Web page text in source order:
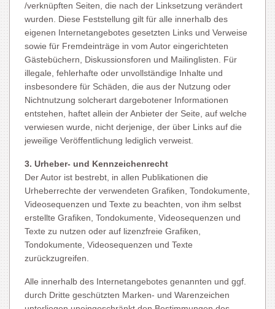
/verknüpften Seiten, die nach der Linksetzung verändert
wurden. Diese Feststellung gilt für alle innerhalb des
eigenen Internetangebotes gesetzten Links und Verweise
sowie für Fremdeinträge in vom Autor eingerichteten
Gästebüchern, Diskussionsforen und Mailinglisten. Für
illegale, fehlerhafte oder unvollständige Inhalte und
insbesondere für Schäden, die aus der Nutzung oder
Nichtnutzung solcherart dargebotener Informationen
entstehen, haftet allein der Anbieter der Seite, auf welche
verwiesen wurde, nicht derjenige, der über Links auf die
jeweilige Veröffentlichung lediglich verweist.
3. Urheber- und Kennzeichenrecht
Der Autor ist bestrebt, in allen Publikationen die
Urheberrechte der verwendeten Grafiken, Tondokumente,
Videosequenzen und Texte zu beachten, von ihm selbst
erstellte Grafiken, Tondokumente, Videosequenzen und
Texte zu nutzen oder auf lizenzfreie Grafiken,
Tondokumente, Videosequenzen und Texte
zurückzugreifen.
Alle innerhalb des Internetangebotes genannten und ggf.
durch Dritte geschützten Marken- und Warenzeichen